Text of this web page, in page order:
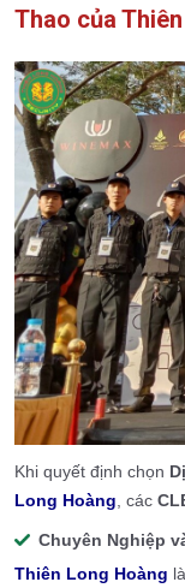
Thao của
Khi quyết định chọn
Long Hoàng, các
Chuyên Nghiệp
Thiên Long Hoàng